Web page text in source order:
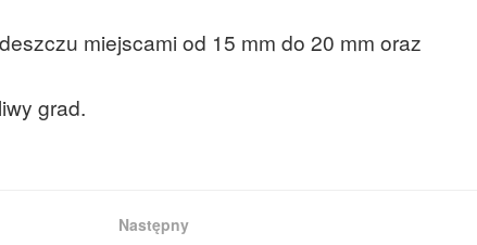
miejscami od 15 mm do 20 mm oraz
grad.
Następny